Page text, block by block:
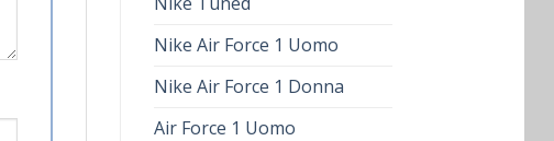
Nike Air Force 1 Uomo
Nike Air Force 1 Donna
Air Force 1 Uomo